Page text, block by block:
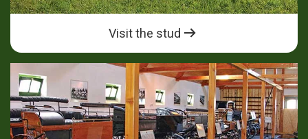
Visit the stud